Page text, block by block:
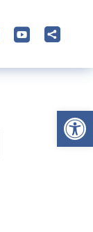
Abrir
 